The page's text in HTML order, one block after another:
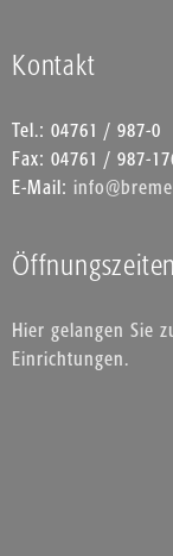
Kontakt
Tel.: 04761 / 987-0
Fax: 04761 / 987-
E-Mail:
Öffnungszeiten
Hier gelangen Sie
Einrichtungen.